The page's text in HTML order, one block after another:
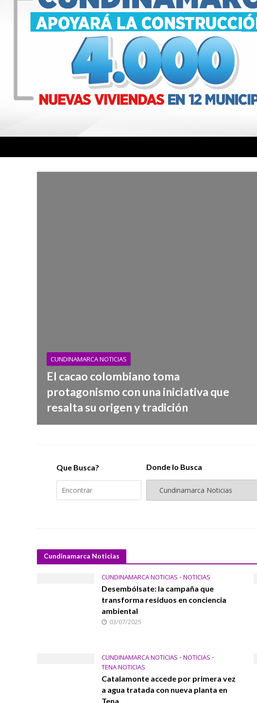
CUNDINAMARCA NOTICIAS
El cacao colombiano toma
protagonismo con una iniciativa que
resalta su origen y tradición
Que Busca? Donde lo Busca
Cundinamarca Noticias
CUNDINAMARCA NOTICIAS • NOTICIAS
Desembólsate: la campaña que
transforma residuos en conciencia
ambiental
03/07/2025
CUNDINAMARCA NOTICIAS • NOTICIAS •
TENA NOTICIAS
Catalamonte accede por primera vez
a agua tratada con nueva planta en
Tena